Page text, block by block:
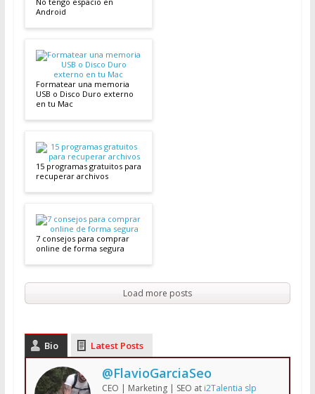
Android
Formatear una memoria
USB o Disco Duro externo
en tu Mac
15 programas gratuitos para
recuperar archivos
7 consejos para comprar
online de forma segura
Load more posts
Bio Latest Posts
@FlavioGarciaSeo
CEO | Marketing | SEO at i2Talentia slp